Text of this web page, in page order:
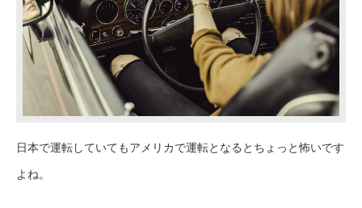
日本で運転していてもアメリカで運転となるとちょっと怖いです
よね。